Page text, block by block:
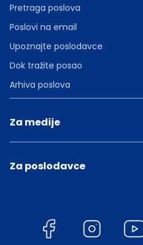
Pretraga poslova
Poslovi na email
Upoznajte poslodavce
Dok tražite posao
Arhiva poslova
Za medije
Za poslodavce